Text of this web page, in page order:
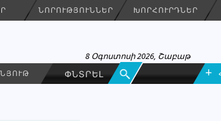
ՆՈՐՈՒԹՅՈՒՆՆԵՐ ԽՈՐՀՈՒՐԴՆԵՐ
8 Օգոստոսի 2026, Շաբաթ
+